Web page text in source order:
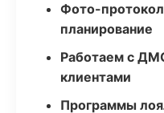
Фото-
планирование
Работаем с
клиентами
Программы